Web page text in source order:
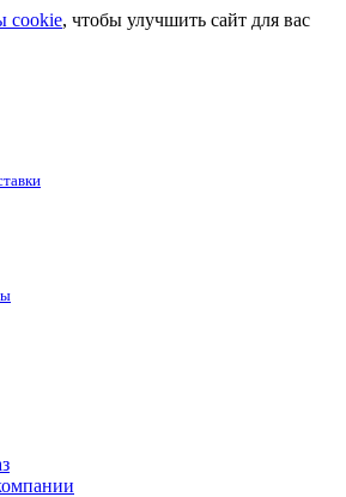
cookie, чтобы улучшить сайт для вас